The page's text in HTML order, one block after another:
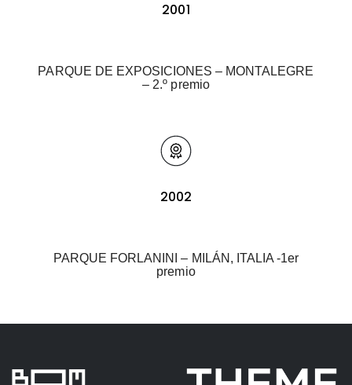
2001
PARQUE DE EXPOSICIONES – MONTALEGRE
– 2.º premio
2002
PARQUE FORLANINI – MILÁN, ITALIA -1er
premio